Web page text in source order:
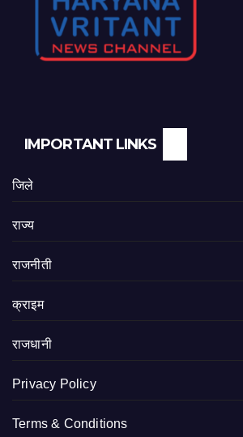
IMPORTANT LINKS
जिले
राज्य
राजनीती
क्राइम
राजधानी
Privacy Policy
Terms & Conditions